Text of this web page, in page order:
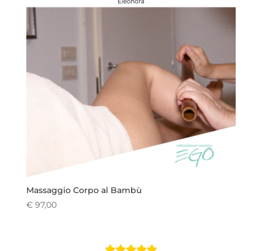
Massaggio Corpo al Bambù
€97,00